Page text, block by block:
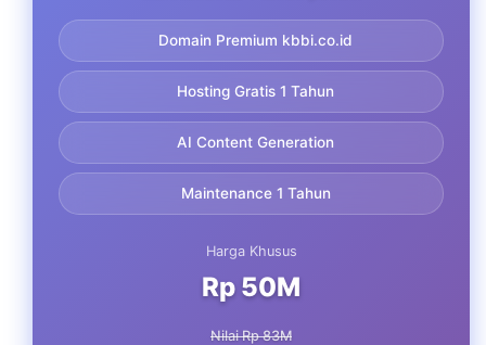
Domain Premium kbbi.co.id
Hosting Gratis 1 Tahun
AI Content Generation
Maintenance 1 Tahun
Harga Khusus
Rp 50M
Nilai Rp 83M